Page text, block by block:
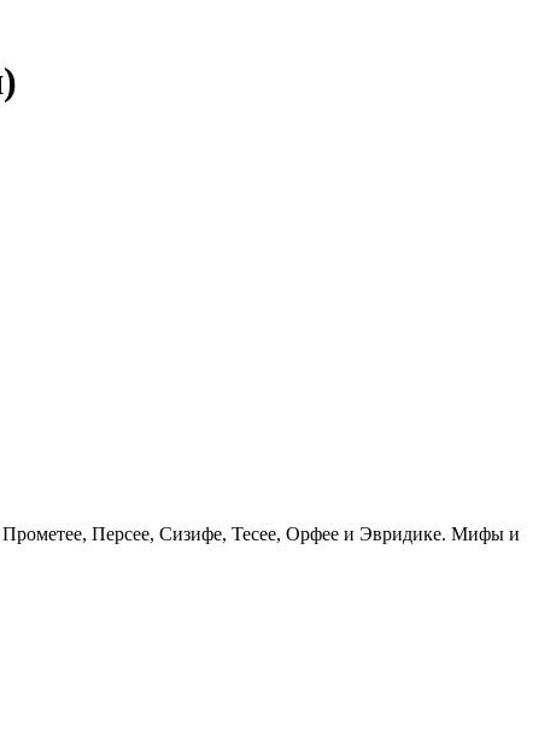
Прометее, Персее, Сизифе, Тесее, Орфее и Эвридике. Мифы и